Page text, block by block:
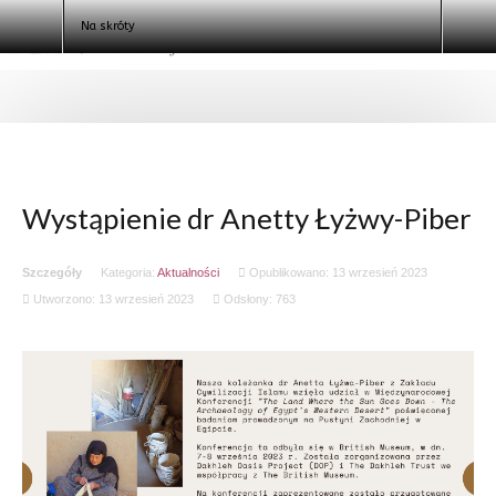
Na skróty
Galeria
Kontakt
Wystąpienie dr Anetty Łyżwy-Piber
Szczegóły Kategoria: Aktualności
Opublikowano: 13 wrzesień 2023
Utworzono: 13 wrzesień 2023
Odsłony: 763